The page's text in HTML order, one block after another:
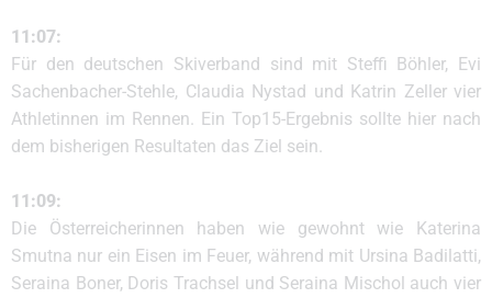
11:07:
Für den deutschen Skiverband sind mit Steffi Böhler, Evi
Sachenbacher-Stehle, Claudia Nystad und Katrin Zeller vier
Athletinnen im Rennen. Ein Top15-Ergebnis sollte hier nach
dem bisherigen Resultaten das Ziel sein.
11:09:
Die Österreicherinnen haben wie gewohnt wie Katerina
Smutna nur ein Eisen im Feuer, während mit Ursina Badilatti,
Seraina Boner, Doris Trachsel und Seraina Mischol auch vier